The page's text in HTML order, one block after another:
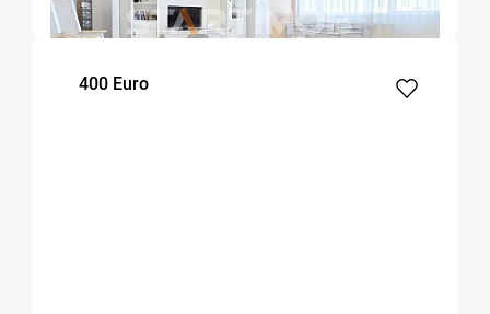
dormitoare
400 Euro